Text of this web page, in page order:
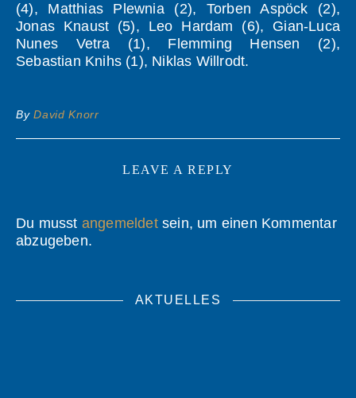
(4), Matthias Plewnia (2), Torben Aspöck (2),
Jonas Knaust (5), Leo Hardam (6), Gian-Luca
Nunes Vetra (1), Flemming Hensen (2),
Sebastian Knihs (1), Niklas Willrodt.
ByDavid Knorr
LEAVE A REPLY
Du musst angemeldetsein, um einen Kommentar
abzugeben.
AKTUELLES